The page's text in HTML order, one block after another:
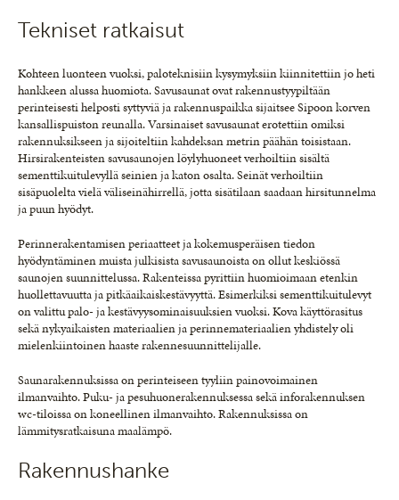
Tekniset ratkaisut
Kohteen luonteen vuoksi, paloteknisiin kysymyksiin kiinnitettiin jo heti
hankkeen alussa huomiota. Savusaunat ovat rakennustyypiltään
perinteisesti helposti syttyviä ja rakennuspaikka sijaitsee Sipoon korven
kansallispuiston reunalla. Varsinaiset savusaunat erotettiin omiksi
rakennuksikseen ja sijoiteltiin kahdeksan metrin päähän toisistaan.
Hirsirakenteisten savusaunojen löylyhuoneet verhoiltiin sisältä
sementtikuitulevyllä seinien ja katon osalta. Seinät verhoiltiin
sisäpuolelta vielä väliseinähirrellä, jotta sisätilaan saadaan hirsitunnelma
ja puun hyödyt.
Perinnerakentamisen periaatteet ja kokemusperäisen tiedon
hyödyntäminen muista julkisista savusaunoista on ollut keskiössä
saunojen suunnittelussa. Rakenteissa pyrittiin huomioimaan etenkin
huollettavuutta ja pitkäaikaiskestävyyttä. Esimerkiksi sementtikuitulevyt
on valittu palo- ja kestävyysominaisuuksien vuoksi. Kova käyttörasitus
sekä nykyaikaisten materiaalien ja perinnemateriaalien yhdistely oli
mielenkiintoinen haaste rakennesuunnittelijalle.
Saunarakennuksissa on perinteiseen tyyliin painovoimainen
ilmanvaihto. Puku- ja pesuhuonerakennuksessa sekä inforakennuksen
wc-tiloissa on koneellinen ilmanvaihto. Rakennuksissa on
lämmitysratkaisuna maalämpö.
Rakennushanke